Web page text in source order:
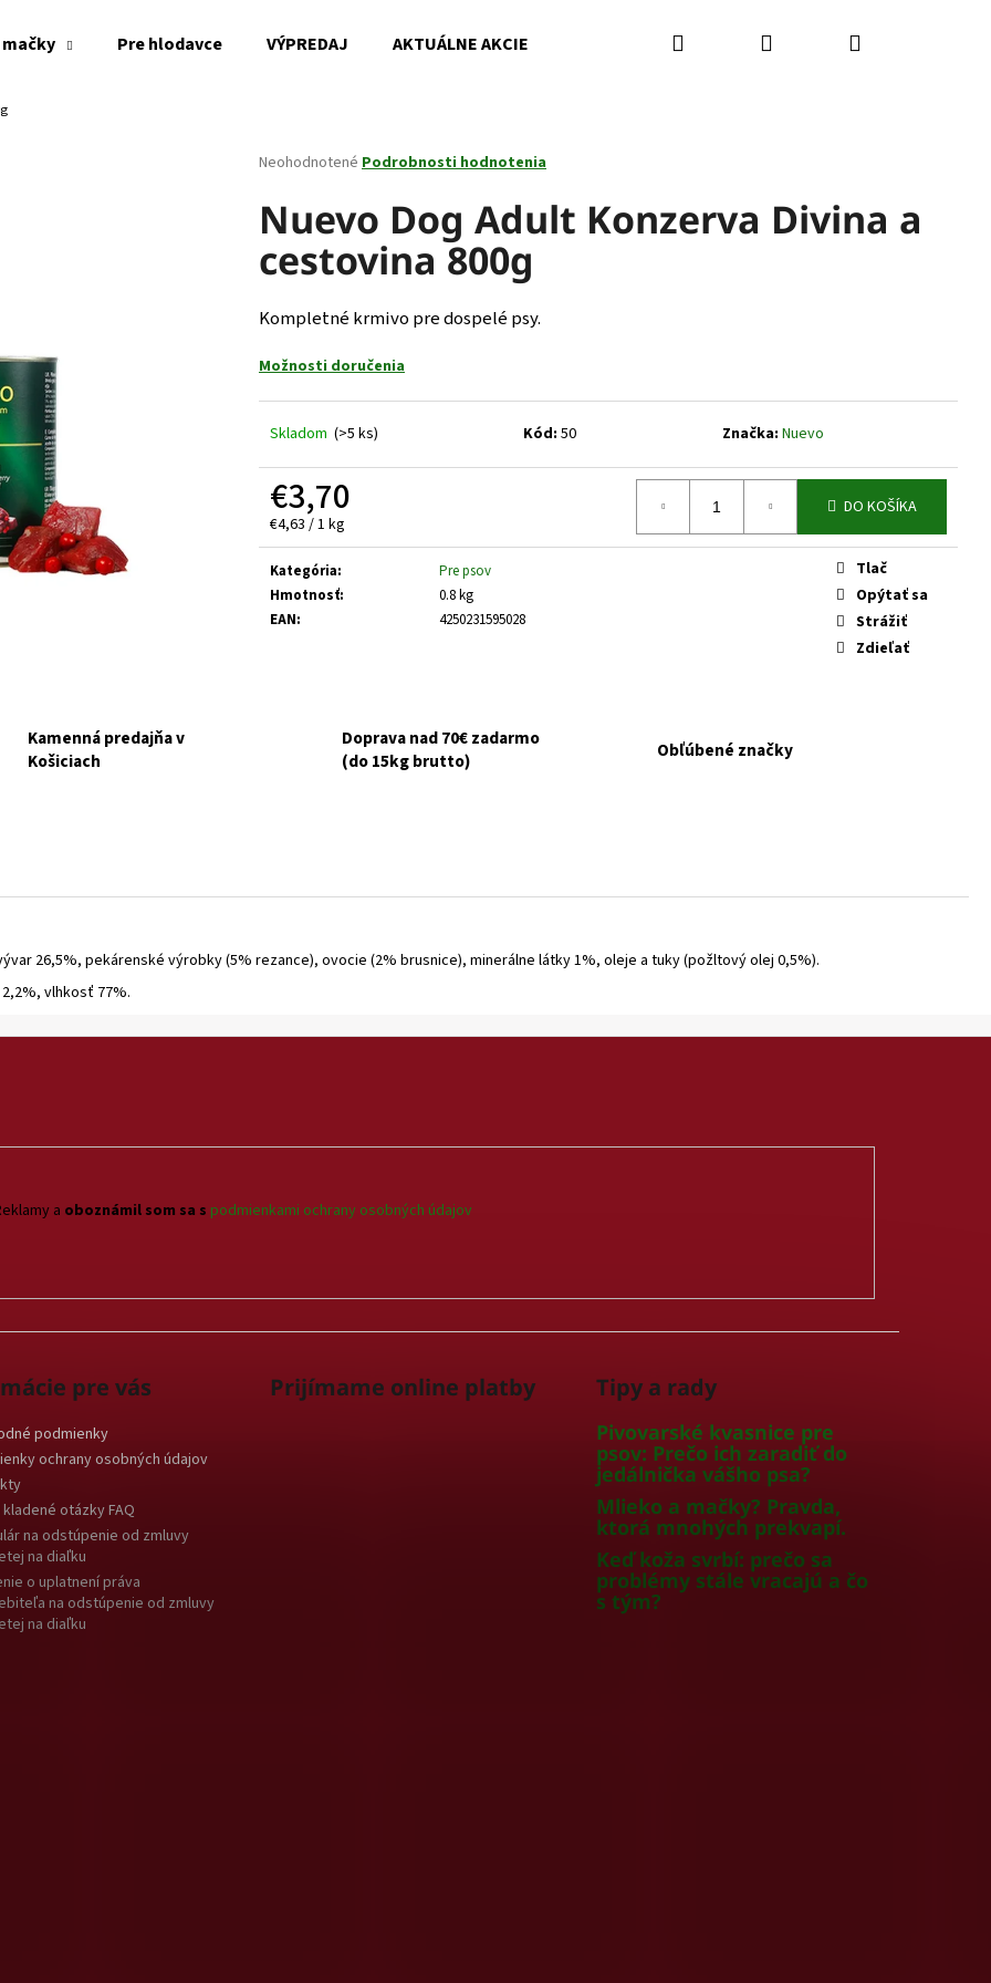
Pre hlodavce VÝPREDAJ AKTUÁLNE AKCIE Kamenná predajňa Kontakty
Hľadať PrihlásenieNákupný
Priemerné
produktu
je
z
hviezdičiek.
Neohodnotené Podrobnosti hodnotenia
Nuevo Dog Adult Konzerva Divina a
cestovina 800g
Kompletné krmivo pre dospelé psy.
Možnosti doručenia
Skladom (>5 ks) Kód: 50 Značka: Nuevo
€3,70
Jednotková
cena:
€4,63 / 1 kg
DO KOŠÍKA
Kategória:
Pre psov
Hmotnosť:
0.8 kg
EAN: 4250231595028
Tlač
Opýtať sa
Strážiť
Zdieľať
Kamenná predajňa v
Košiciach
Doprava nad 70€ zadarmo
(do 15kg brutto)
Obľúbené značky
26,5%, pekárenské výrobky (5% rezance), ovocie (2% brusnice), minerálne látky 1%, oleje a tuky (požltový olej 0,5%).
vlhkosť 77%.
HĽADAŤ
Nasledujúce
NATUR AFM PRÁŠOK 2,5 KG
FELIX CAT ADULT KAPSIČKY FANTASTIC VÝBER
€16,90
a oboznámil som sa s podmienkami ochrany osobných údajov
pre vás
podmienky
ochrany osobných údajov
otázky FAQ
na odstúpenie od zmluvy
na diaľku
o uplatnení práva
na odstúpenie od zmluvy
na diaľku
Prijímame online platby Tipy a rady
Pivovarské kvasnice pre
psov: Prečo ich zaradiť do
jedálnička vášho psa?
Mlieko a mačky? Pravda,
ktorá mnohých prekvapí.
Keď koža svrbí: prečo sa
problémy stále vracajú a čo
s tým?